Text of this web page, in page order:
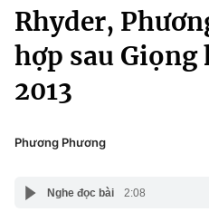
Chuyên mục
Chính trị
Xã hội
Pháp luật
Y tế
Kinh tế
Thể thao
Truyền hình
Văn hóa - Giải trí
Y tế
Công nghệ
Rhyder,
hợp sau
2013
Phương Phương
Nghe đọc bài 2:08